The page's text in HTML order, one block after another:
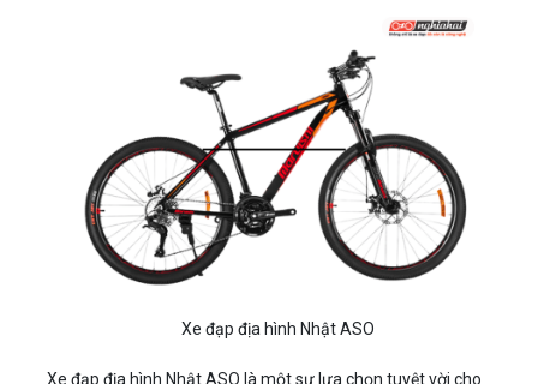
Xe đạp địa hình Nhật ASO
Xe đạp địa hình Nhật ASO là một sự lựa chọn tuyệt vời cho